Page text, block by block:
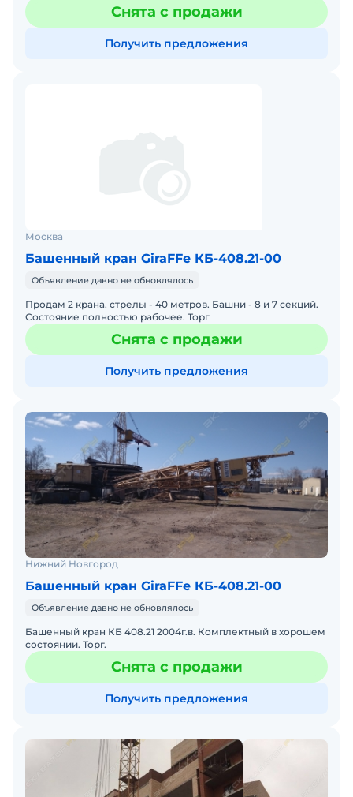
абсолютной
Снята с продажи
Получить предложения
Москва
Башенный кран GiraFFe КБ-408.21-00
Объявление давно не обновлялось
Продам 2 крана. стрелы - 40 метров. Башни - 8 и 7 секций.
Состояние полностью рабочее. Торг
Снята с продажи
Получить предложения
Нижний Новгород
Башенный кран GiraFFe КБ-408.21-00
Объявление давно не обновлялось
Башенный кран КБ 408.21 2004г.в. Комплектный в хорошем
состоянии. Торг.
Снята с продажи
Получить предложения